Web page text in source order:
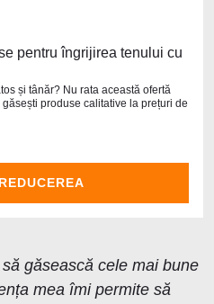
pentru îngrijirea tenului cu
și tânăr? Nu rata această ofertă
produse calitative la prețuri de
găsească cele mai bune
mea îmi permite să